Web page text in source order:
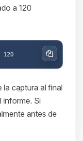
a 120
Copiar
la captura al final
informe. Si
antes de